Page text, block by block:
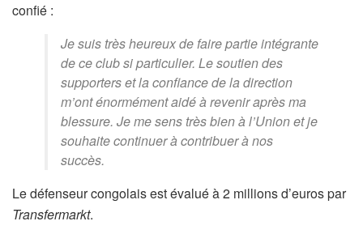
confié :
Je suis très heureux de faire partie intégrante
de ce club si particulier. Le soutien des
supporters et la confiance de la direction
m’ont énormément aidé à revenir après ma
blessure. Je me sens très bien à l’Union et je
souhaite continuer à contribuer à nos
succès.
Le défenseur congolais est évalué à 2 millions d’euros par
Transfermarkt.